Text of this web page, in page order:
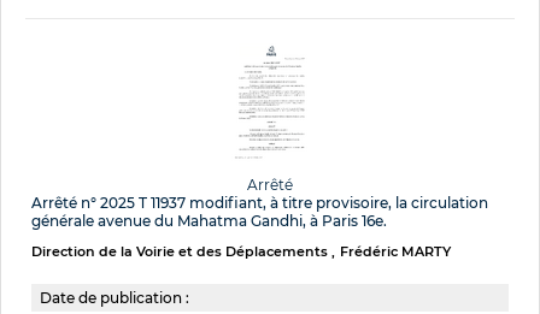
Arrêté
Arrêté n° 2025 T 11937 modifiant, à titre provisoire, la circulation
générale avenue du Mahatma Gandhi, à Paris 16e.
Direction de la Voirie et des Déplacements Frédéric MARTY
Date de publication :